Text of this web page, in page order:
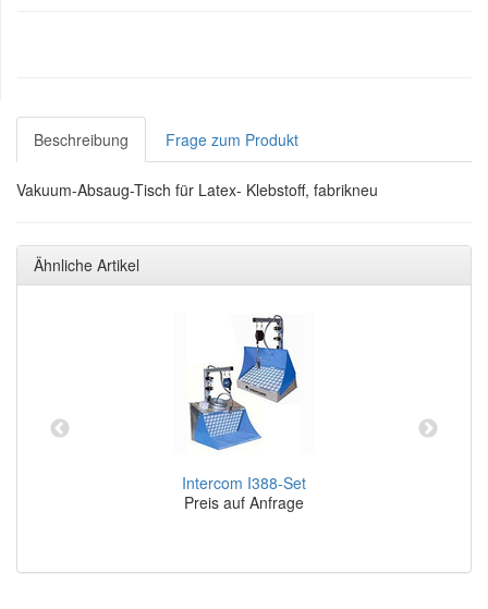
Beschreibung Frage zum Produkt
Vakuum-Absaug-Tisch für Latex- Klebstoff, fabrikneu
Ähnliche Artikel
Intercom I388-Set
Preis auf Anfrage